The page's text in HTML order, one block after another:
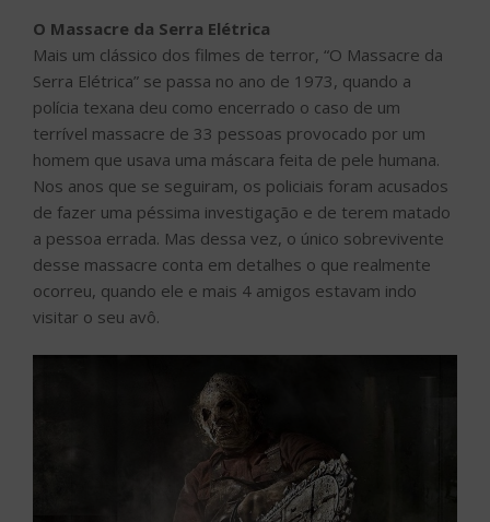
O Massacre da Serra Elétrica
Mais um clássico dos filmes de terror, “O Massacre da
Serra Elétrica” se passa no ano de 1973, quando a
polícia texana deu como encerrado o caso de um
terrível massacre de 33 pessoas provocado por um
homem que usava uma máscara feita de pele humana.
Nos anos que se seguiram, os policiais foram acusados
de fazer uma péssima investigação e de terem matado
a pessoa errada. Mas dessa vez, o único sobrevivente
desse massacre conta em detalhes o que realmente
ocorreu, quando ele e mais 4 amigos estavam indo
visitar o seu avô.